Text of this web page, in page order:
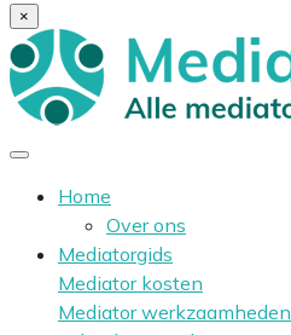
×
Home
Over ons
Mediatorgids
Mediator kosten
Mediator werkzaamheden